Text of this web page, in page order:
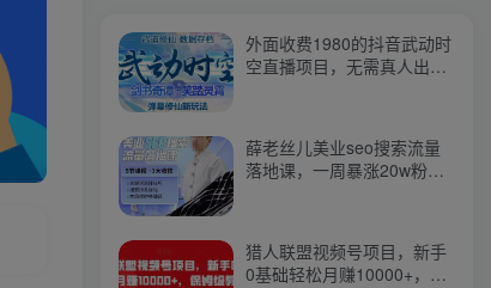
外面收费1980的抖音武动时
空直播项目，无需真人出
薛老丝儿美业seo搜索流量
落地课，一周暴涨20w粉
猎人联盟视频号项目，新手
0基础轻松月赚10000+，保